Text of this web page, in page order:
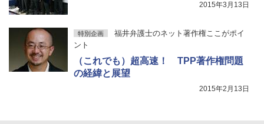
2015年3月13日
特別企画
福井弁護士のネット著作権ここがポイ
ント
（これでも）超高速！ TPP著作権問題
の経緯と展望
2015年2月13日